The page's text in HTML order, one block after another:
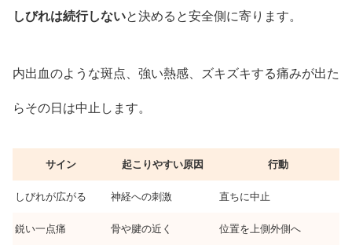
しびれは続行しないと決めると安全側に寄ります。
内出血のような斑点、強い熱感、ズキズキする痛みが出た
らその日は中止します。
サイン 起こりやすい原因 行動
しびれが広がる 神経への刺激 直ちに中止
鋭い一点痛 骨や腱の近く 位置を上側外側へ